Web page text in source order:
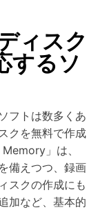
ィスク
するソ
フトは数多くあ
クを無料で作成
」は、
備えつつ、録画
スクの作成にも
加など、基本的